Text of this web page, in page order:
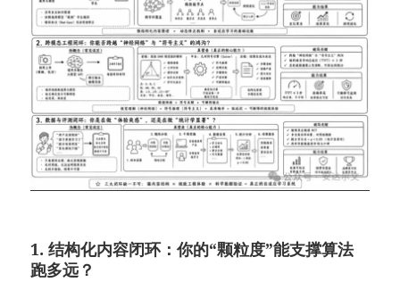
1. 结构化内容闭环：你的“颗粒度”能支撑算法
跑多远？